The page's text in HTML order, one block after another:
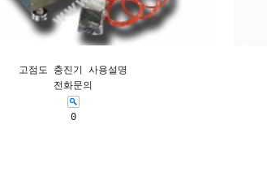
고점도 충진기 사용설명
전화문의
0